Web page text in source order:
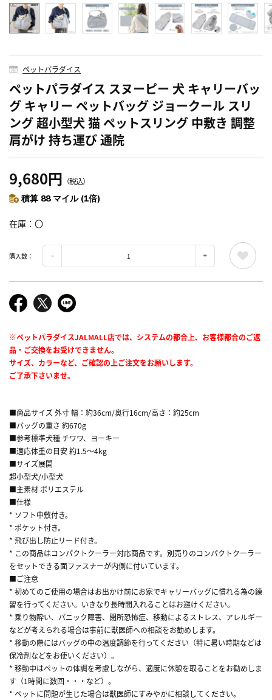
ペットパラダイス
ペットパラダイス スヌーピー 犬 キャリーバッ
グ キャリー ペットバッグ ジョークール スリ
ング 超小型犬 猫 ペットスリング 中敷き 調整
肩がけ 持ち運び 通院
9,680円 （税込）
積算 88 マイル (1倍)
在庫 〇
購入数：
※ペットパラダイスJALMALL店では、システムの都合上、お客様都合のご返
品・ご交換をお受けできません。
サイズ、カラーなど、ご確認の上ご注文をお願いします。
ご了承下さいませ。
■商品サイズ 外寸 幅：約36cm/奥行16cm/高さ：約25cm
■バッグの重さ 約670g
■参考標準犬種 チワワ、ヨーキー
■適応体重の目安 約1.5～4kg
■サイズ展開
超小型犬/小型犬
■主素材 ポリエステル
■仕様
* ソフト中敷付き。
* ポケット付き。
* 飛び出し防止リード付き。
* この商品はコンパクトクーラー対応商品です。別売りのコンパクトクーラー
をセットできる面ファスナーが内側に付いています。
■ご注意
* 初めてのご使用の場合はお出かけ前にお家でキャリーバッグに慣れる為の練
習を行ってください。いきなり長時間入れることはお避けください。
* 乗り物酔い、パニック障害、閉所恐怖症、移動によるストレス、アレルギー
などが考えられる場合は事前に獣医師への相談をお勧めします。
* 移動の際にはバッグの中の温度調節を行ってください（特に暑い時期などは
保冷剤などをお使いください）。
* 移動中はペットの体調を考慮しながら、適度に休憩を取ることをお勧めしま
す（1時間に数回・・・など）。
* ペットに問題が生じた場合は獣医師にすみやかに相談してください。